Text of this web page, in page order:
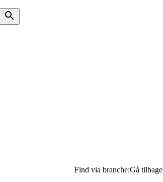
search
Find via branche:Gå tilbage